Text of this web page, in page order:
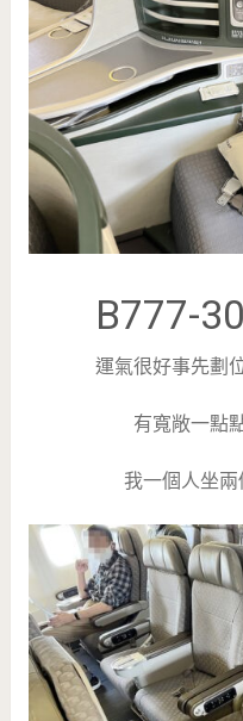
B777-
運氣很好事先劃
有寬敞一點
我一個人坐兩